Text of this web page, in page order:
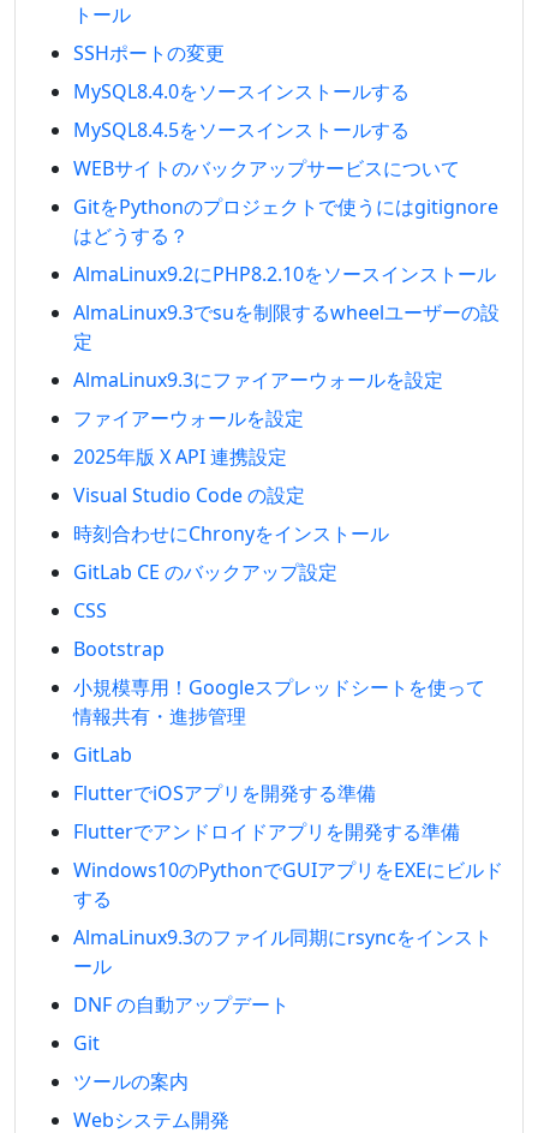
トール
SSHポートの変更
MySQL8.4.0をソースインストールする
MySQL8.4.5をソースインストールする
WEBサイトのバックアップサービスについて
GitをPythonのプロジェクトで使うにはgitignore
はどうする？
AlmaLinux9.2にPHP8.2.10をソースインストール
AlmaLinux9.3でsuを制限するwheelユーザーの設
定
AlmaLinux9.3にファイアーウォールを設定
ファイアーウォールを設定
2025年版 X API 連携設定
Visual Studio Code の設定
時刻合わせにChronyをインストール
GitLab CE のバックアップ設定
CSS
Bootstrap
小規模専用！Googleスプレッドシートを使って
情報共有・進捗管理
GitLab
FlutterでiOSアプリを開発する準備
Flutterでアンドロイドアプリを開発する準備
Windows10のPythonでGUIアプリをEXEにビルド
する
AlmaLinux9.3のファイル同期にrsyncをインスト
ール
DNF の自動アップデート
Git
ツールの案内
Webシステム開発